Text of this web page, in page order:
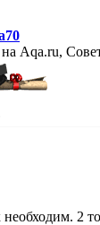
Aqa.ru,
2